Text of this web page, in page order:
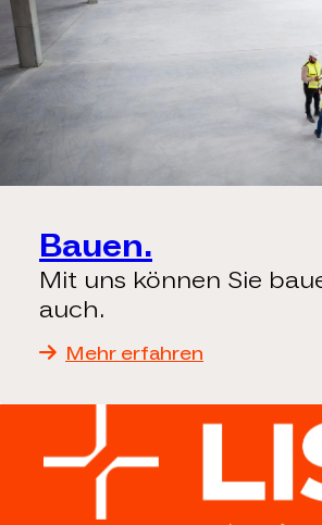
Bauen.
Mit uns können Sie
auch.
Mehr erfahren